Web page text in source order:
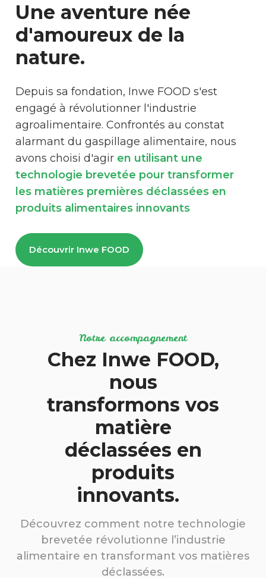
Une aventure née
d'amoureux de la
nature.
Depuis sa fondation, Inwe FOOD s'est
engagé à révolutionner l'industrie
agroalimentaire. Confrontés au constat
alarmant du gaspillage alimentaire, nous
avons choisi d'agir en utilisant une
technologie brevetée pour transformer
les matières premières déclassées en
produits alimentaires innovants
Découvrir Inwe FOOD
Notre accompagnement
Chez Inwe FOOD,
nous
transformons vos
matière
déclassées en
produits
innovants.
Découvrez comment notre technologie
brevetée révolutionne l’industrie
alimentaire en transformant vos matières
déclassées.